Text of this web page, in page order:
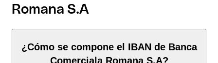
Romana S.A
¿Cómo se compone el IBAN de Banca
Comerciala Romana S.A?